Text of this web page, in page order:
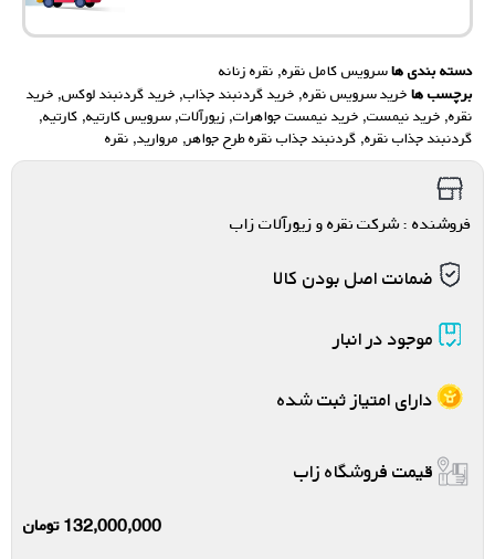
دسته بندی هاسرویس کامل نقره, نقره زنانه
برچسب ها خرید سرویس نقره, خرید گردنبند جذاب, خرید گردنبند لوکس, خرید
نقره, خرید نیمست, خرید نیمست جواهرات, زیورآلات, سرویس کارتیه, کارتیه,
گردنبند جذاب نقره, گردنبند جذاب نقره طرح جواهر, مروارید, نقره
فروشنده : شرکت نقره و زیورآلات زاب
ضمانت اصل بودن کالا
موجود در انبار
دارای امتیاز ثبت شده
قیمت فروشگاه زاب
132,000,000تومان